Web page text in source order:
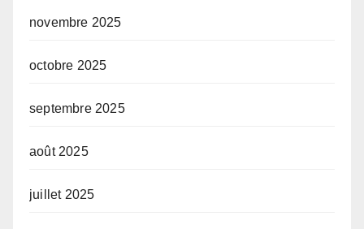
novembre 2025
octobre 2025
septembre 2025
août 2025
juillet 2025